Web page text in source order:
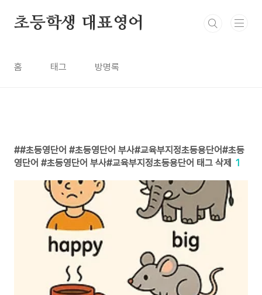
초등학생 대표영어
홈 태그 방명록
#초등영단어 #초등영단어 부사#교육부지정초등용단어#초등
영단어 #초등영단어 부사#교육부지정초등용단어 태그 삭제
1